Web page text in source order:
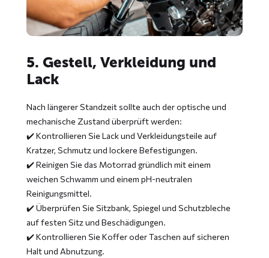
5. Gestell, Verkleidung und
Lack
Nach längerer Standzeit sollte auch der optische und
mechanische Zustand überprüft werden:
✔️ Kontrollieren Sie Lack und Verkleidungsteile auf
Kratzer, Schmutz und lockere Befestigungen.
✔️ Reinigen Sie das Motorrad gründlich mit einem
weichen Schwamm und einem pH-neutralen
Reinigungsmittel.
✔️ Überprüfen Sie Sitzbank, Spiegel und Schutzbleche
auf festen Sitz und Beschädigungen.
✔️ Kontrollieren Sie Koffer oder Taschen auf sicheren
Halt und Abnutzung.